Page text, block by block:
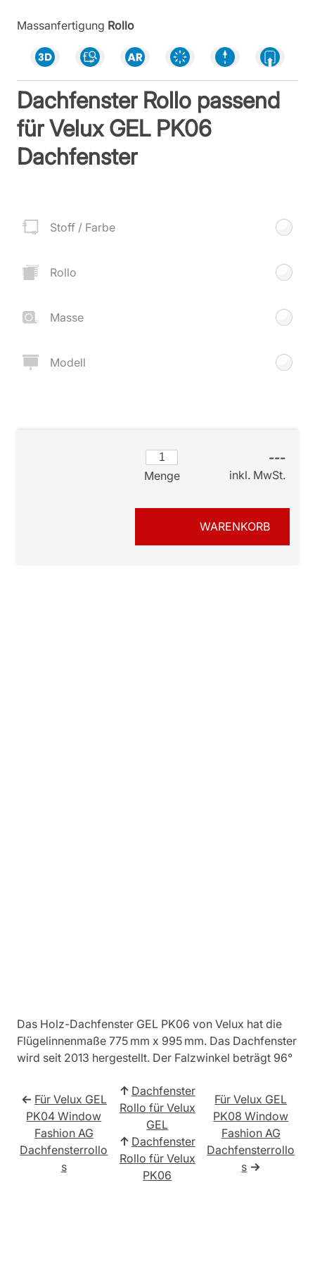
Massanfertigung Rollo
Dachfenster Rollo passend
für Velux GEL PK06
Dachfenster
Stoff / Farbe
Rollo
Masse
Modell
Menge
---
inkl. MwSt.
WARENKORB
Das Holz-Dachfenster GEL PK06 von Velux hat die
Flügelinnenmaße 775 mm x 995 mm. Das Dachfenster
wird seit 2013 hergestellt. Der Falzwinkel beträgt 96°
← Für Velux GEL
PK04 Window
Fashion AG
Dachfensterrollo
s
↑ Dachfenster
Rollo für Velux
GEL
↑ Dachfenster
Rollo für Velux
PK06
Für Velux GEL
PK08 Window
Fashion AG
Dachfensterrollo
s →